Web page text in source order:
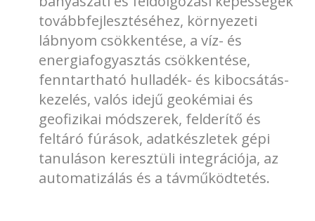
továbbfejlesztéséhez, környezeti
lábnyom csökkentése, a víz- és
energiafogyasztás csökkentése,
fenntartható hulladék- és kibocsátás-
kezelés, valós idejű geokémiai és
geofizikai módszerek, felderítő és
feltáró fúrások, adatkészletek gépi
tanuláson keresztüli integrációja, az
automatizálás és a távműködtetés.